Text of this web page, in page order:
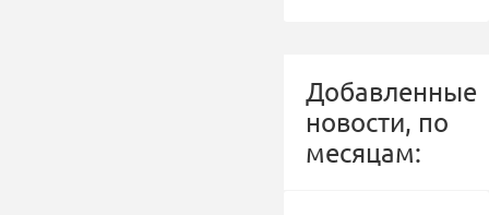
Добавленные
новости, по
месяцам: